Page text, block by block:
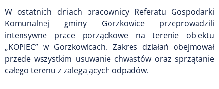
W ostatnich dniach pracownicy Referatu Gospodarki
Komunalnej gminy Gorzkowice przeprowadzili
intensywne prace porządkowe na terenie obiektu
„KOPIEC” w Gorzkowicach. Zakres działań obejmował
przede wszystkim usuwanie chwastów oraz sprzątanie
całego terenu z zalegających odpadów.